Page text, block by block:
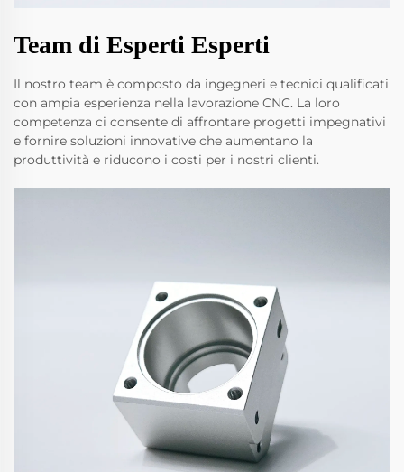
Team di Esperti Esperti
Il nostro team è composto da ingegneri e tecnici qualificati
con ampia esperienza nella lavorazione CNC. La loro
competenza ci consente di affrontare progetti impegnativi
e fornire soluzioni innovative che aumentano la
produttività e riducono i costi per i nostri clienti.